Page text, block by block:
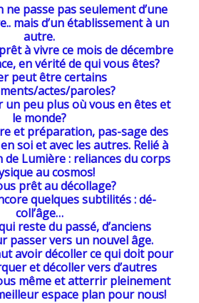
passe pas seulement d’une
mais d’un établissement à un
autre.
à vivre ce mois de décembre
en vérité de qui vous êtes?
peut être certains
actes/paroles?
un peu plus où vous en êtes et
le monde?
et préparation, pas-sage des
soi et avec les autres. Relié à
de Lumière : reliances du corps
au cosmos!
prêt au décollage?
quelques subtilités : dé-
coll’âge…
reste du passé, d’anciens
passer vers un nouvel âge.
avoir décoller ce qui doit pour
et décoller vers d’autres
même et atterrir pleinement
espace plan pour nous!